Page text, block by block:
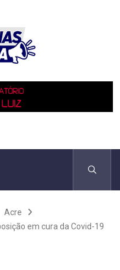
Acre
em cura da Covid-19